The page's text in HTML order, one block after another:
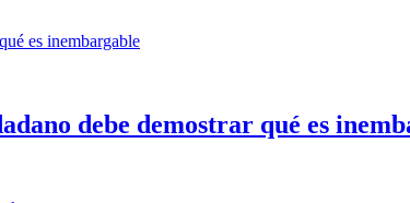
debe demostrar qué es